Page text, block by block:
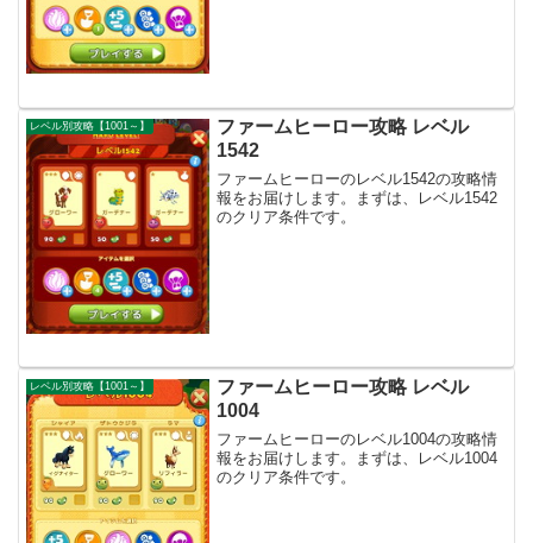
レベル別攻略【1001～】
ファームヒーロー攻略 レベル
1542
ファームヒーローのレベル1542の攻略情
報をお届けします。まずは、レベル1542
のクリア条件です。
レベル別攻略【1001～】
ファームヒーロー攻略 レベル
1004
ファームヒーローのレベル1004の攻略情
報をお届けします。まずは、レベル1004
のクリア条件です。